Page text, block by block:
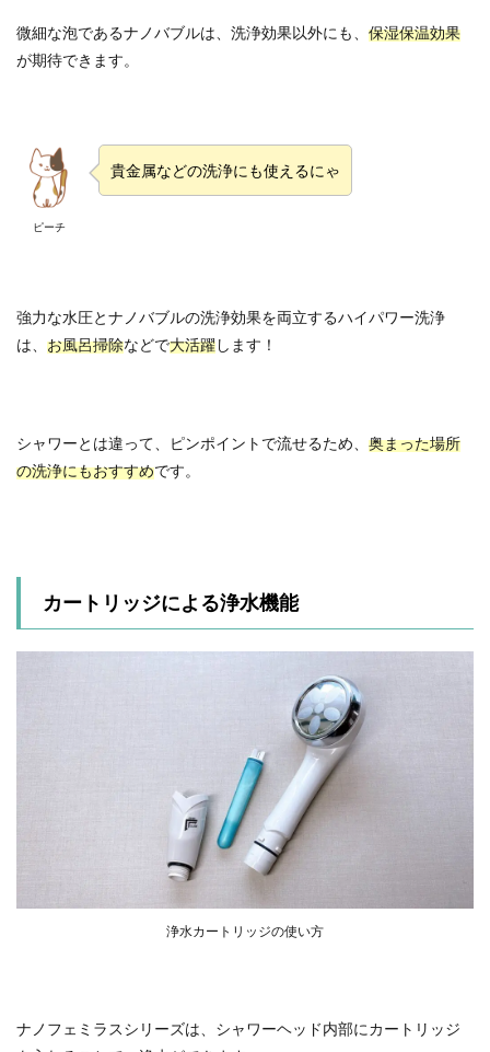
微細な泡であるナノバブルは、洗浄効果以外にも、 保湿保温効果
が期待できます。
ピーチ
貴金属などの洗浄にも使えるにゃ
強力な水圧とナノバブルの洗浄効果を両立するハイパワー洗浄
は、 お風呂掃除などで大活躍します！
シャワーとは違って、ピンポイントで流せるため、 奥まった場所
の洗浄にもおすすめです。
カートリッジによる浄水機能
浄水カートリッジの使い方
ナノフェミラスシリーズは、シャワーヘッド内部にカートリッジ